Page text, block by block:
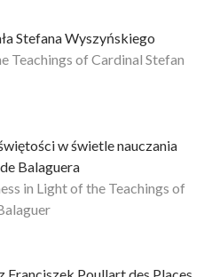
Stefana Wyszyńskiego
Teachings of Cardinal Stefan
w świetle nauczania
Balaguera
in Light of the Teachings of
Franciszek Poullart des Places